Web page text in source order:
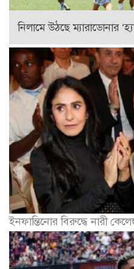
নিলামে উঠছে ম্যারাডোনার
ইনফান্তিনোর বিরুদ্ধে নারী